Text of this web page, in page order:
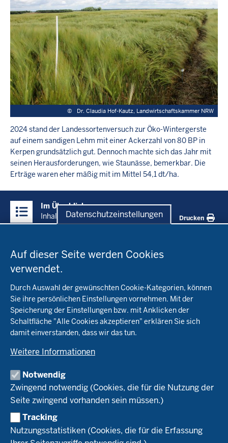
Datenschutzeinstellungen
Auf dieser Seite werden Cookies
verwendet.
Durch Auswahl der gewünschten Cookie-Kategorien, können
Sie ihre persönlichen Einstellungen vornehmen. Mit der
Speicherung der Einstellungen bzw. mit Anklicken der
Schaltfläche "Alle Cookies akzeptieren" erklären Sie sich
damit einverstanden, dass wir das tun.
Weitere Informationen
Notwendig
Zwingend notwendig (Cookies, die für die Nutzung der
Seite zwingend vorhanden sein müssen.)
Tracking
Nutzungsstatistiken (Cookies, die für die Erfassung
© Dr. Claudia Hof-Kautz, Landwirtschaftskammer NRW
2024 stand der Landessortenversuch zur Öko-Wintergerste
auf einem sandigen Lehm mit einer Ackerzahl von 80 BP in
Kerpen grundsätzlich gut. Dennoch machte sich das Jahr mit
seinen Herausforderungen, wie Staunässe, bemerkbar. Die
Erträge waren eher mäßig mit im Mittel 54,1 dt/ha.
Inhalte
Im Überblick
Inhalt
Drucken
in
der
Fachinfo
Öko-Modellregionen NRW
Pflanzenbau
Tierhaltung
Markt
Umstellung
Recht
Beratung
Landwirtschaftskammer NRW
Bioland
Naturland
Versuche
Leitbetriebe Ökologischer Landbau
Versuchsbetriebe
WRRL-Modellbetriebe
Kontakte Versuchswesen
Aktuelles
Arbeitsschwerpunkte
Material & Kontakt
Ökoschule in Kleve
Ausbildungsbetriebe
Forschung
Projekte Ökoteam
Forschungsergebnisse
Service